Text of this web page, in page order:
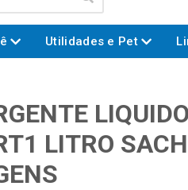
Utilidades e Pet
LITRO